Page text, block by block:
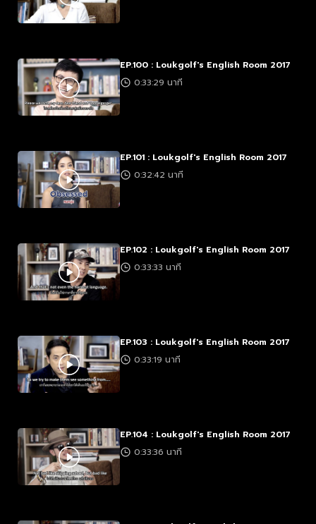
EP.100 : Loukgolf's English Room 2017
0:33:29 นาที
EP.101 : Loukgolf's English Room 2017
0:32:42 นาที
EP.102 : Loukgolf's English Room 2017
0:33:33 นาที
EP.103 : Loukgolf's English Room 2017
0:33:19 นาที
EP.104 : Loukgolf's English Room 2017
0:33:36 นาที